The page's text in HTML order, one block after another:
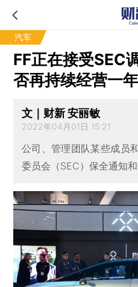
汽车
FF正在接受SEC
否再持续经营一年
文｜财新 安丽敏
2022年04月01日 15:21
公司、管理团队某些成员
委员会（SEC）保全通知